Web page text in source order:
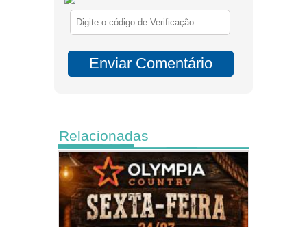
Relacionadas